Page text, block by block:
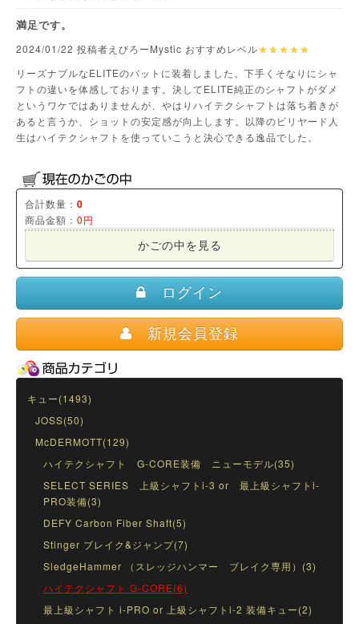
満足です。
2024/01/22 投稿者えびろーMystic おすすめレベル★★★★★
リーズナブルなELITEのバットに装着しました。下手くそなりにシャ
フトの違いを体感しております。決してELITE純正のシャフトがダメ
というワケではありませんが、やはりハイテクシャフトは落ち着きが
あると言うか、ショットの安定感が向上します。以降のビリヤード人
生はハイテクシャフトを使っていこうと決心できる逸品でした。
合計数量： 0
商品金額： 0円
かごの中を見る
ログイン
新規会員登録
キュー(1493)
JOSS(50)
McDERMOTT(129)
ハイテクシャフト G-CORE装備 ニューモデル(35)
SELECT SERIES 上級シャフトi-3 or 最上級シャフトi-
PRO装備(3)
DEFY Carbon Fiber Shaft(5)
Stinger ブレイク&ジャンプ(7)
SledgeHammer （スレッジハンマー ブレイク専用）(3)
ハイテクシャフト G-CORE(6)
最上級シャフト i-PRO or 上級シャフトi-2 装備キュー(2)